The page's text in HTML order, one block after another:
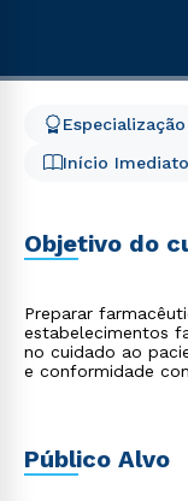
Início Imediato
Especialização
Objetivo do
Preparar
estabelecimentos
no cuidado ao
e conformidade
Público Alvo